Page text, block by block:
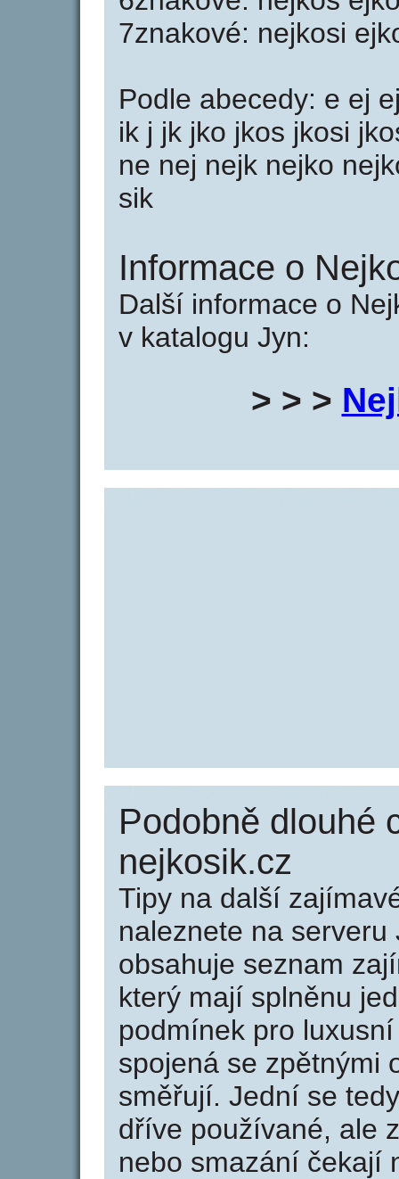
7znakové: nejkosi
Podle abecedy: e ej
ik j jk jko jkos jkosi
ne nej nejk nejko
sik
Informace o
Další informace o
v katalogu Jyn:
> > >
Podobně dlouhé
nejkosik.cz
Tipy na další
naleznete na serveru
obsahuje seznam
který mají splněnu
podmínek pro
spojená se zpětnými
směřují. Jední se
dříve používané, ale
nebo smazání čekají